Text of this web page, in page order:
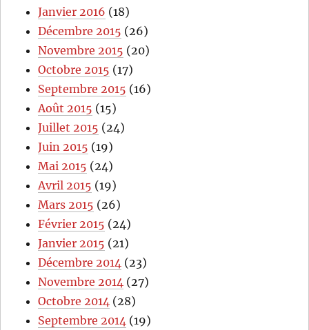
Janvier 2016 (18)
Décembre 2015 (26)
Novembre 2015 (20)
Octobre 2015 (17)
Septembre 2015 (16)
Août 2015 (15)
Juillet 2015 (24)
Juin 2015 (19)
Mai 2015 (24)
Avril 2015 (19)
Mars 2015 (26)
Février 2015 (24)
Janvier 2015 (21)
Décembre 2014 (23)
Novembre 2014 (27)
Octobre 2014 (28)
Septembre 2014 (19)